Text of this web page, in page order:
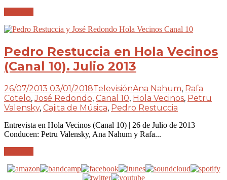
Pedro Restuccia en Hola Vecinos
(Canal 10). Julio 2013
26/07/2013 03/01/2018TelevisiónAna Nahum, Rafa
Cotelo,José Redondo, Canal 10, Hola Vecinos, Petru
Valensky, Cajita de Música, Pedro Restuccia
Entrevista en Hola Vecinos (Canal 10) | 26 de Julio de 2013
Conducen: Petru Valensky, Ana Nahum y Rafa...